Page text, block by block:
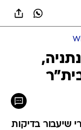
שיעבור בדיקות